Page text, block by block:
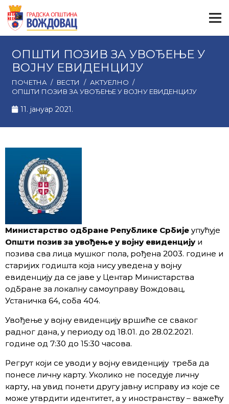
ОПШТИ ПОЗИВ ЗА УВОЂЕЊЕ У
ВОЈНУ ЕВИДЕНЦИЈУ
ПОЧЕТНА / ВЕСТИ / АКТУЕЛНО /
ОПШТИ ПОЗИВ ЗА УВОЂЕЊЕ У ВОЈНУ ЕВИДЕНЦИЈУ
11. јануар 2021.
Министарство одбране Републике Србије упућује
Општи позив за увођење у војну евиденцију и
позива сва лица мушког пола, рођена 2003. године и
старијих годишта која нису уведена у војну
евиденцију да се јаве у Центар Министарства
одбране за локалну самоуправу Вождовац,
Устаничка 64, соба 404.
Увођење у војну евиденцију вршиће се сваког
радног дана, у периоду од 18.01. до 28.02.2021.
године од 7:30 до 15:30 часова.
Регрут који се уводи у војну евиденцију треба да
понесе личну карту. Уколико не поседује личну
карту, на увид понети другу јавну исправу из које се
може утврдити идентитет, а у иностранству – важећу